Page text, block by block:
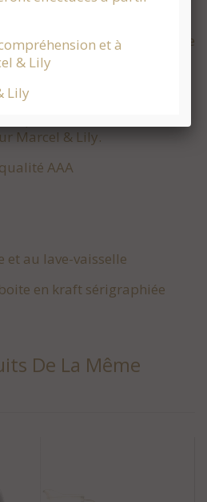
afin d'éviter les vilaines
pourrez l'utiliser en guise
en exclu dans le Sud
Marcel & Lily.
AAA
et au lave-vaisselle
en kraft sérigraphiée
De La Même
et à
& Lily
Lily